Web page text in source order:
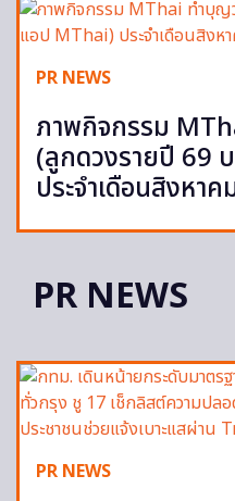
PR NEWS
ภาพกิจกรรม
(ลูกดวงรายปี 69
ประจำเดือนสิงหา
PR NEWS
PR NEWS